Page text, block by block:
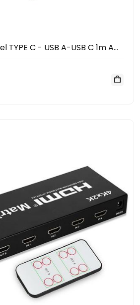
C típusú USB kábel TYPE C - USB A-USB C 1m AM- AC